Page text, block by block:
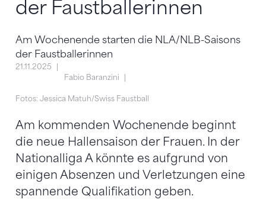
der Faustballerinnen
Am Wochenende starten die NLA/NLB-Saisons
der Faustballerinnen
21.11.2025
Fabio Baranzini
Fotos: Jessica Matuh/Swiss Faustball
Am kommenden Wochenende beginnt
die neue Hallensaison der Frauen. In der
Nationalliga A könnte es aufgrund von
einigen Absenzen und Verletzungen eine
spannende Qualifikation geben.